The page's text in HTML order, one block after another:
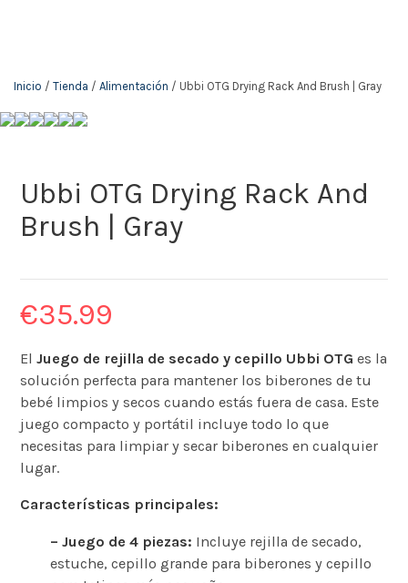
Inicio / Tienda / Alimentación / Ubbi OTG Drying Rack And Brush | Gray
Ubbi OTG Drying Rack And
Brush | Gray
€35.99
ElJuego de rejilla de secado y cepillo Ubbi OTG es la
solución perfecta para mantener los biberones de tu
bebé limpios y secos cuando estás fuera de casa. Este
juego compacto y portátil incluye todo lo que
necesitas para limpiar y secar biberones en cualquier
lugar.
Características principales:
– Juego de 4 piezas: Incluye rejilla de secado,
estuche, cepillo grande para biberones y cepillo